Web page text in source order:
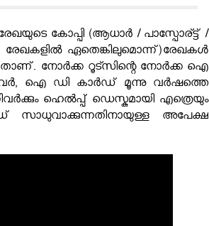
കോപ്പി (ആധാർ / പാസ്പോര്ട്ട് /
രേഖകളിൽ ഏതെങ്കിലുമൊന്ന്)രേഖകൾ
നോർക്ക റൂട്സിന്റെ നോർക്ക ഐ
ഐ ഡി കാർഡ് മൂന്നു വർഷത്തെ
ഹെൽപ്പ് ഡെസ്കുമായി എത്രെയും
അപേക്ഷ